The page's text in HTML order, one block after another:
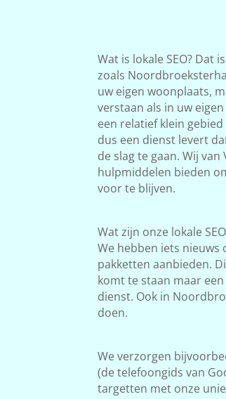
Wat is lokale SEO? Dat
zoals
uw eigen woonplaats,
verstaan als in uw
een relatief klein
dus een dienst levert
de slag te gaan. Wij
hulpmiddelen bieden
voor te blijven.
Wat zijn onze lokale
We hebben iets nieuws
pakketten aanbieden.
komt te staan maar
dienst. Ook in
doen.
We verzorgen
(de telefoongids van
targetten met onze